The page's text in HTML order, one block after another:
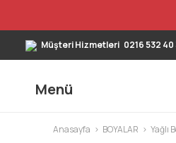
Müşteri Hizmetleri 0216 532 40
Menü
Anasayfa BOYALAR Yağlı